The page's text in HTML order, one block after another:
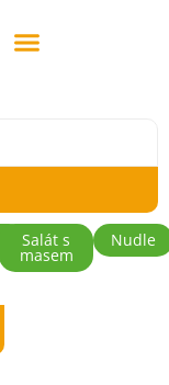
Salát s
masem
Nudle